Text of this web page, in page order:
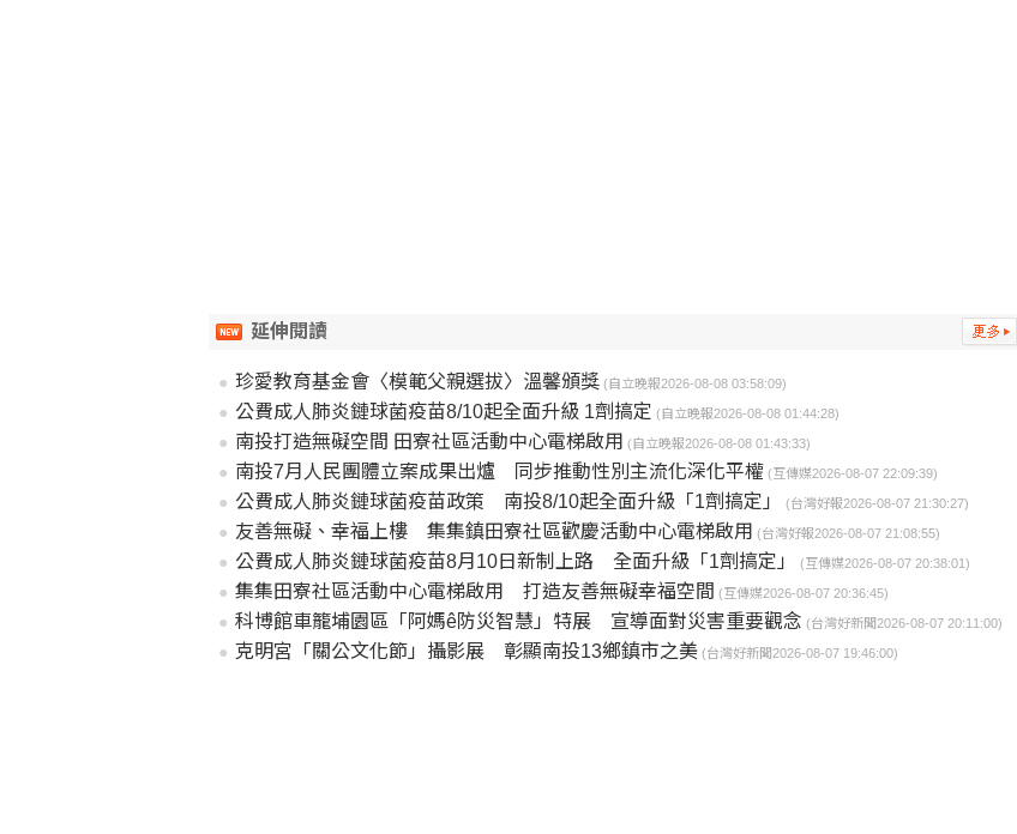
延伸閱讀
珍愛教育基金會〈模範父親選拔〉溫馨頒獎 (自立晚報2026-08-08 03:58:09)
公費成人肺炎鏈球菌疫苗8/10起全面升級 1劑搞定 (自立晚報2026-08-08 01:44:28)
南投打造無礙空間 田寮社區活動中心電梯啟用 (自立晚報2026-08-08 01:43:33)
南投7月人民團體立案成果出爐 同步推動性別主流化深化平權 (互傳媒2026-08-07 22:09:39)
公費成人肺炎鏈球菌疫苗政策 南投8/10起全面升級「1劑搞定」 (台灣好報2026-08-07 21:30:27)
友善無礙、幸福上樓 集集鎮田寮社區歡慶活動中心電梯啟用 (台灣好報2026-08-07 21:08:55)
公費成人肺炎鏈球菌疫苗8月10日新制上路 全面升級「1劑搞定」 (互傳媒2026-08-07 20:38:01)
集集田寮社區活動中心電梯啟用 打造友善無礙幸福空間 (互傳媒2026-08-07 20:36:45)
科博館車籠埔園區「阿媽ê防災智慧」特展 宣導面對災害重要觀念 (台灣好新聞2026-08-07 20:11:00)
克明宮「關公文化節」攝影展 彰顯南投13鄉鎮市之美 (台灣好新聞2026-08-07 19:46:00)